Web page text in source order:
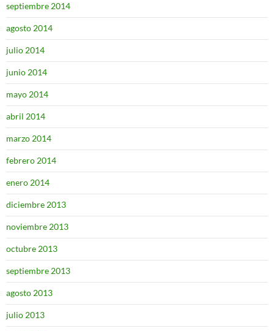
septiembre 2014
agosto 2014
julio 2014
junio 2014
mayo 2014
abril 2014
marzo 2014
febrero 2014
enero 2014
diciembre 2013
noviembre 2013
octubre 2013
septiembre 2013
agosto 2013
julio 2013